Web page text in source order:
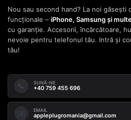
Nou sau second hand? La noi găsești
funcționale – iPhone, Samsung și
cu garanție. Accesorii, încărcătoare,
nevoie pentru telefonul tău. Intră și
tău!
📞 SUNĂ-NE
+40 759 455 696
✉️ EMAIL
appleplugromania@gmail.com